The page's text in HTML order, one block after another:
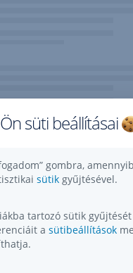
süti beállításai
gombra,
sütik gyűjtésével.
tartozó sütik
a sütibeállítások